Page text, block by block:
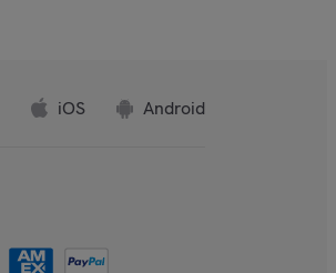
iOS Android